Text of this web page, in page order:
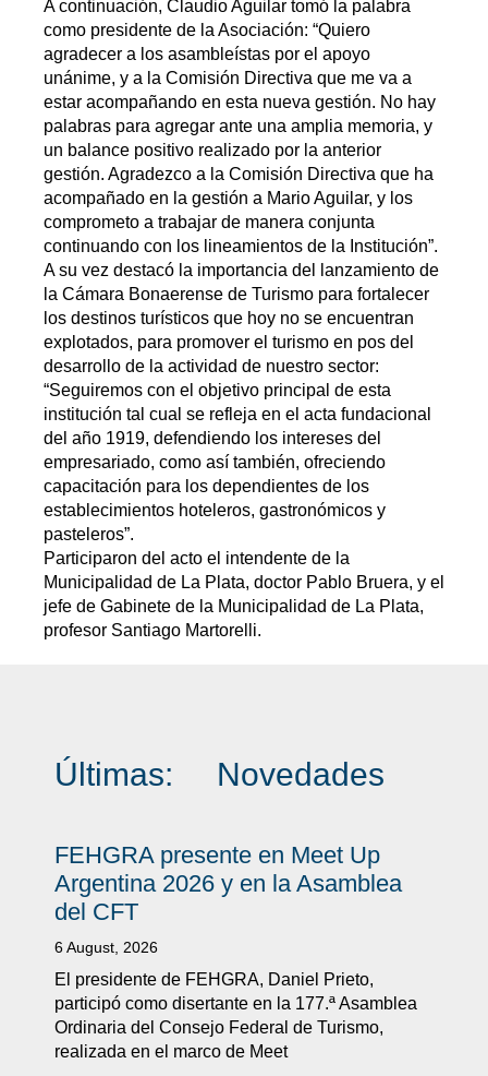
A continuación, Claudio Aguilar tomó la palabra
como presidente de la Asociación: “Quiero
agradecer a los asambleístas por el apoyo
unánime, y a la Comisión Directiva que me va a
estar acompañando en esta nueva gestión. No hay
palabras para agregar ante una amplia memoria, y
un balance positivo realizado por la anterior
gestión. Agradezco a la Comisión Directiva que ha
acompañado en la gestión a Mario Aguilar, y los
comprometo a trabajar de manera conjunta
continuando con los lineamientos de la Institución”.
A su vez destacó la importancia del lanzamiento de
la Cámara Bonaerense de Turismo para fortalecer
los destinos turísticos que hoy no se encuentran
explotados, para promover el turismo en pos del
desarrollo de la actividad de nuestro sector:
“Seguiremos con el objetivo principal de esta
institución tal cual se refleja en el acta fundacional
del año 1919, defendiendo los intereses del
empresariado, como así también, ofreciendo
capacitación para los dependientes de los
establecimientos hoteleros, gastronómicos y
pasteleros”.
Participaron del acto el intendente de la
Municipalidad de La Plata, doctor Pablo Bruera, y el
jefe de Gabinete de la Municipalidad de La Plata,
profesor Santiago Martorelli.
Últimas: Novedades
FEHGRA presente en Meet Up
Argentina 2026 y en la Asamblea
del CFT
6 August, 2026
El presidente de FEHGRA, Daniel Prieto,
participó como disertante en la 177.ª Asamblea
Ordinaria del Consejo Federal de Turismo,
realizada en el marco de Meet